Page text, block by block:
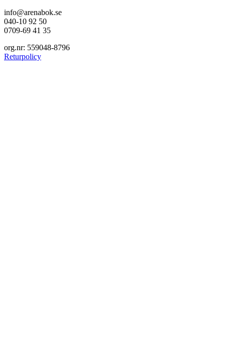
info@arenabok.se
040-10 92 50
0709-69 41 35
org.nr: 559048-8796
Returpolicy